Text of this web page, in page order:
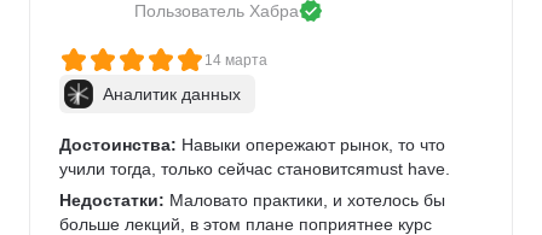
Пользователь Хабра
14 марта
Аналитик данных
Достоинства: Навыки опережают рынок, то что
учили тогда, только сейчас становитсяmust have.
Недостатки: Маловато практики, и хотелось бы
больше лекций, в этом плане поприятнее курс